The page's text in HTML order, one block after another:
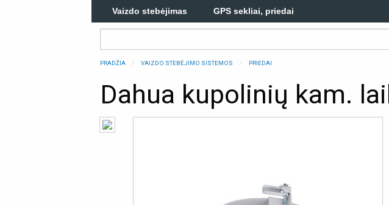
Vaizdo stebėjimas GPS sekliai, priedai
PRADŽIA VAIZDO STEBĖJIMO SISTEMOS PRIEDAI
Dahua kupolinių kam.